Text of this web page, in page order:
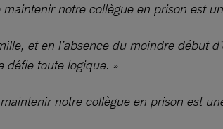
notre collègue en prison est
et en l’absence du moindre
défie toute logique. »
notre collègue en prison est